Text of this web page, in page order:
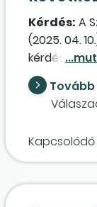
Kérdés: A
(2025. 04.
kérdésre
közül, ha a
Tao-tv.
válaszban
végleges
Kapcsolódó